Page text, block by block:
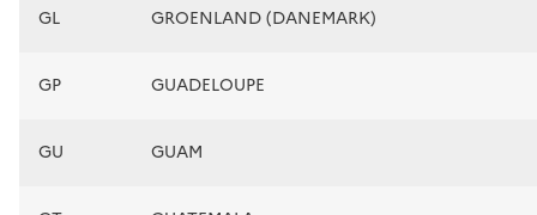
GL GROENLAND (DANEMARK)
GP GUADELOUPE
GU GUAM